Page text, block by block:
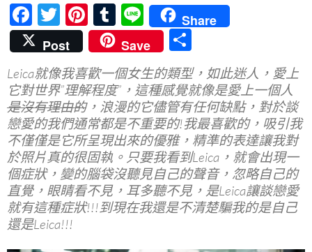
F
ac
e
b
o
o
k
T
w
itt
er
Pi
nt
er
es
t
T
u
m
bl
r
Li
n
e
Share
Post
Save
享
Leica就像我喜歡一個女生的類型，如此迷人，愛上
它對世界”理解程度”，這種感覺就像是愛上一個人
是沒有理由的，浪漫的它儘管有任何缺點，對於談
戀愛的我們通常都是不重要的!我最喜歡的，吸引我
不僅僅是它所呈現出來的優雅，精準的表達讓我對
於照片真的很固執。只要我看到Leica，就會出現一
個症狀，變的腦袋沒聽見自己的聲音，忽略自己的
直覺，眼睛看不見，耳多聽不見，是Leica讓談戀愛
就有這種症狀!!!到現在我還是不清楚騙我的是自己
還是Leica!!!